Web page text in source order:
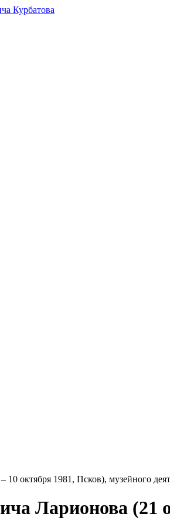
октября 1981, Псков), музейного
Ларионова (21